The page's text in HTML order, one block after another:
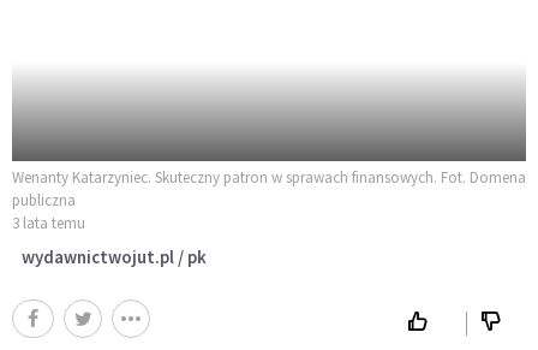
Wenanty Katarzyniec. Skuteczny patron w sprawach finansowych. Fot. Domena
publiczna
3 lata temu
wydawnictwojut.pl / pk